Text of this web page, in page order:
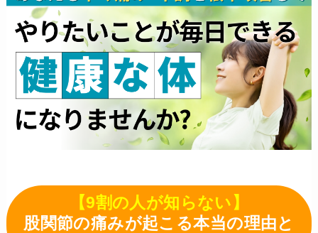
【9割の人が知らない】
股関節の痛みが起こる本当の理由と